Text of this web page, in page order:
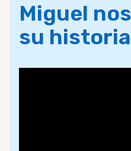
Miguel
su historia